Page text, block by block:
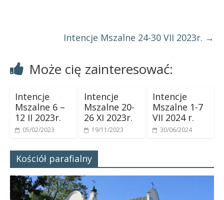
Intencje Mszalne 24-30 VII 2023r. →
Może cię zainteresować:
Intencje
Mszalne 6 –
12 II 2023r.
05/02/2023
Intencje
Mszalne 20-
26 XI 2023r.
19/11/2023
Intencje
Mszalne 1-7
VII 2024 r.
30/06/2024
Kościół parafialny